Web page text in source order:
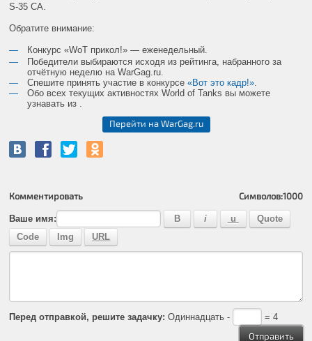
S-35 CA.
Обратите внимание:
Конкурс «WoT прикол!» — еженедельный.
Победители выбираются исходя из рейтинга, набранного за
отчётную неделю на WarGag ru
Спешите принять участие в конкурсе«Вот это кадр!»
Обо всех текущих активностях World of Tanks вы можете
узнавать из
Перейти на WarGag.ru
Комментировать Символов:1000
Ваше имя:
Перед отправкой, решите задачку: Одиннадцать - = 4